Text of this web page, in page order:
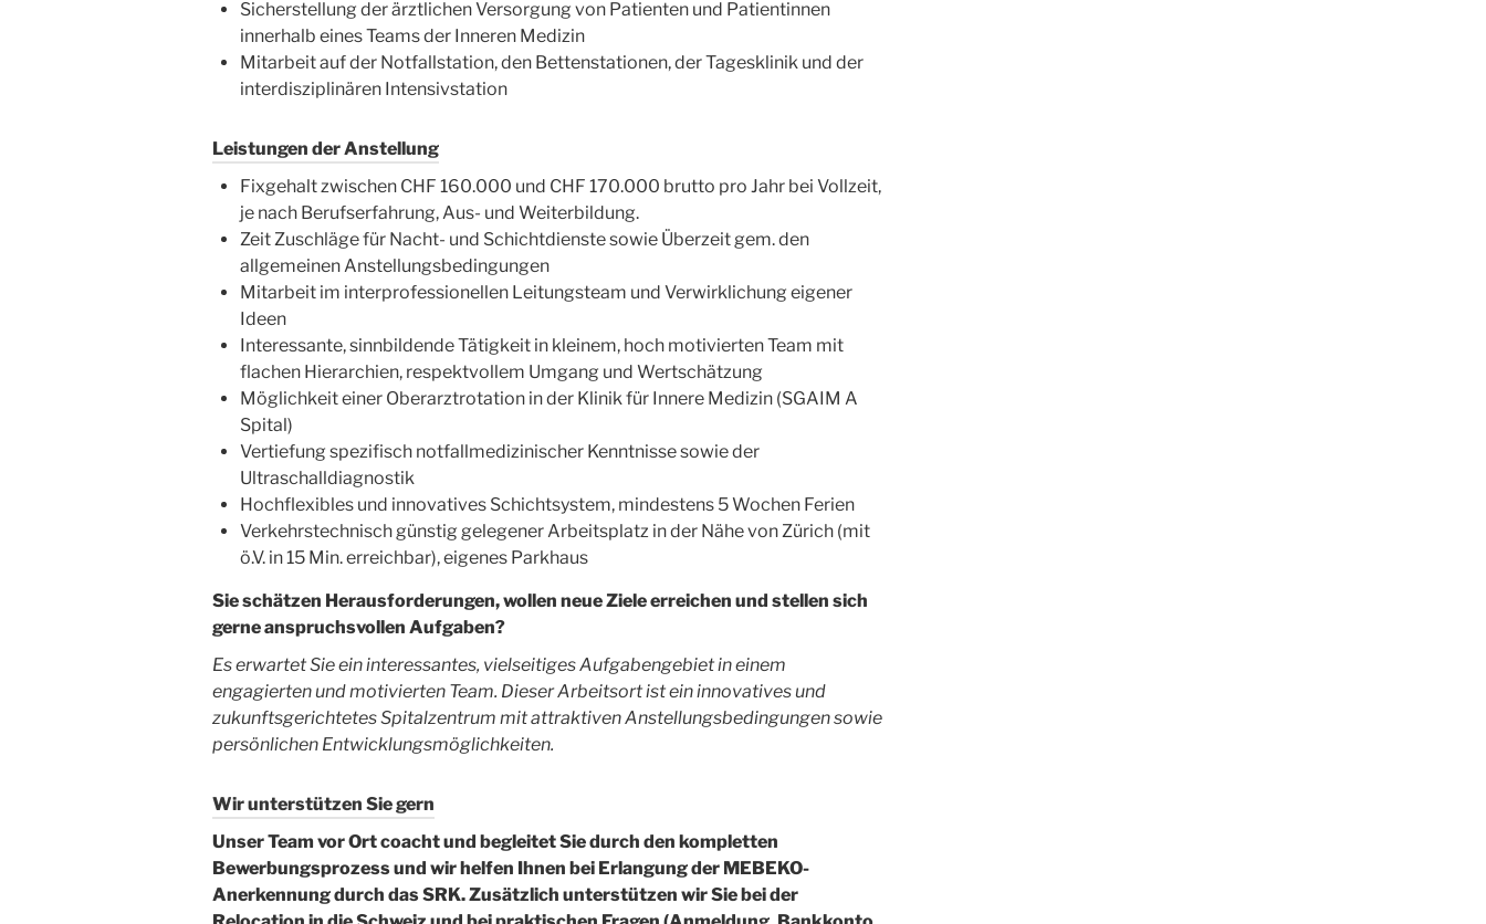
Sicherstellung der ärztlichen Versorgung von Patienten und Patientinnen
innerhalb eines Teams der Inneren Medizin
Mitarbeit auf der Notfallstation, den Bettenstationen, der Tagesklinik und der
interdisziplinären Intensivstation
Leistungen der Anstellung
Fixgehalt zwischen CHF 160.000 und CHF 170.000 brutto pro Jahr bei Vollzeit,
je nach Berufserfahrung, Aus- und Weiterbildung.
Zeit Zuschläge für Nacht- und Schichtdienste sowie Überzeit gem. den
allgemeinen Anstellungsbedingungen
Mitarbeit im interprofessionellen Leitungsteam und Verwirklichung eigener
Ideen
Interessante, sinnbildende Tätigkeit in kleinem, hoch motivierten Team mit
flachen Hierarchien, respektvollem Umgang und Wertschätzung
Möglichkeit einer Oberarztrotation in der Klinik für Innere Medizin (SGAIM A
Spital)
Vertiefung spezifisch notfallmedizinischer Kenntnisse sowie der
Ultraschalldiagnostik
Hochflexibles und innovatives Schichtsystem, mindestens 5 Wochen Ferien
Verkehrstechnisch günstig gelegener Arbeitsplatz in der Nähe von Zürich (mit
ö.V. in 15 Min. erreichbar), eigenes Parkhaus
Sie schätzen Herausforderungen, wollen neue Ziele erreichen und stellen sich
gerne anspruchsvollen Aufgaben?
Es erwartet Sie ein interessantes, vielseitiges Aufgabengebiet in einem
engagierten und motivierten Team. Dieser Arbeitsort ist ein innovatives und
zukunftsgerichtetes Spitalzentrum mit attraktiven Anstellungsbedingungen sowie
persönlichen Entwicklungsmöglichkeiten.
Wir unterstützen Sie gern
Unser Team vor Ort coacht und begleitet Sie durch den kompletten
Bewerbungsprozess und wir helfen Ihnen bei Erlangung der MEBEKO-
Anerkennung durch das SRK. Zusätzlich unterstützen wir Sie bei der